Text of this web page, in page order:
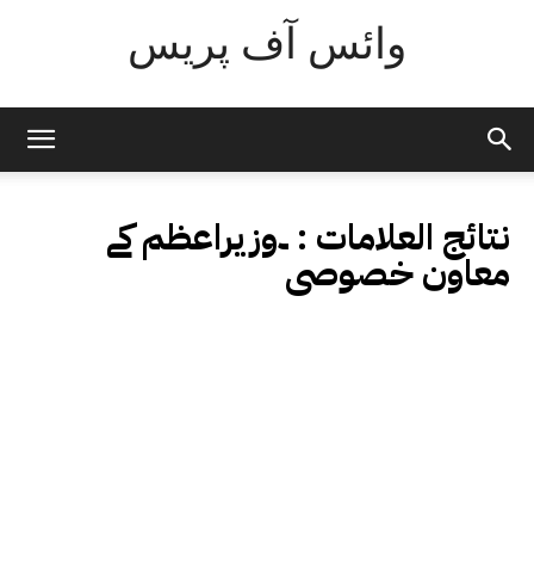
وائس آف پریس
نتائج العلامات : ۔وزیراعظم کے
معاون خصوصی